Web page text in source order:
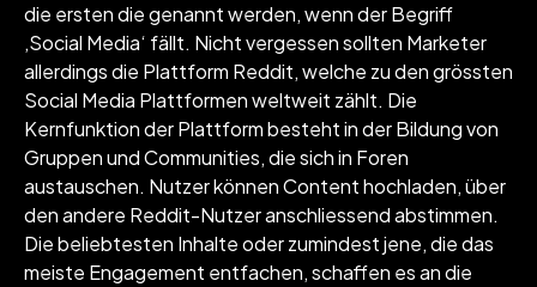
die ersten die genannt werden, wenn der Begriff
‚Social Media‘ fällt. Nicht vergessen sollten Marketer
allerdings die Plattform Reddit, welche zu den grössten
Social Media Plattformen weltweit zählt. Die
Kernfunktion der Plattform besteht in der Bildung von
Gruppen und Communities, die sich in Foren
austauschen. Nutzer können Content hochladen, über
den andere Reddit-Nutzer anschliessend abstimmen.
Die beliebtesten Inhalte oder zumindest jene, die das
meiste Engagement entfachen, schaffen es an die